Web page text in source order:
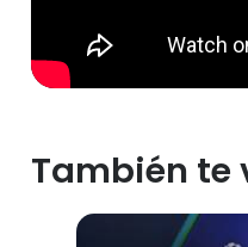
También te